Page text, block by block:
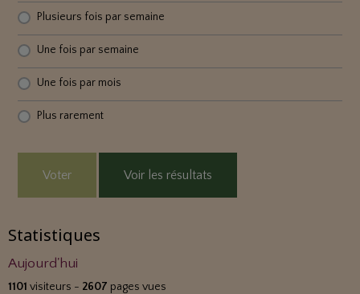
Plusieurs fois par semaine
Une fois par semaine
Une fois par mois
Plus rarement
Voter Voir les résultats
Statistiques
Aujourd'hui
1101 visiteurs - 2607 pages vues